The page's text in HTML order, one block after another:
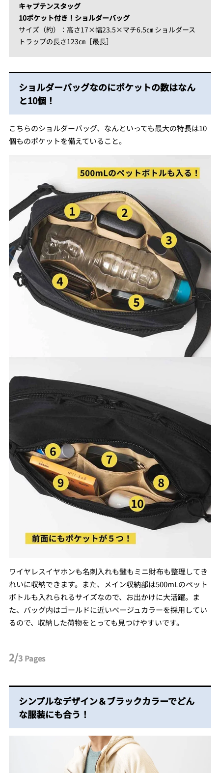
キャプテンスタッグ
10ポケット付き！ショルダーバッグ
サイズ（約）：高さ17×幅23.5×マチ6.5㎝ ショルダース
トラップの長さ123㎝［最長］
ショルダーバッグなのにポケットの数はなん
と10個！
こちらのショルダーバッグ、なんといっても最大の特長は10
個ものポケットを備えていること。
ワイヤレスイヤホンも名刺入れも鍵もミニ財布も整理してき
れいに収納できます。また、メイン収納部は500mLのペット
ボトルも入れられるサイズなので、お出かけに大活躍。ま
た、バッグ内はゴールドに近いベージュカラーを採用してい
るので、収納した荷物をとっても見つけやすいです。
2/3 Pages
シンプルなデザイン＆ブラックカラーでどん
な服装にも合う！